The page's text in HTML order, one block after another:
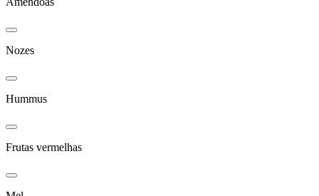
Nozes
Hummus
Frutas vermelhas